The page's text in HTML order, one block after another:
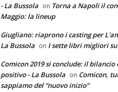
- La Bussola on Torna a Napoli il
Maggio: la lineup
Giugliano: riaprono i casting per
La Bussola on I sette libri migliori
Comicon 2019 si conclude: il bilancio
positivo - La Bussola on Comicon,
sappiamo del “nuovo inizio”